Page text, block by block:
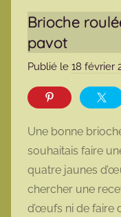
Brioche
pavot
Publié le 18 février
Une bonne
souhaitais faire
quatre jaunes
chercher une
d’œufs ni de faire